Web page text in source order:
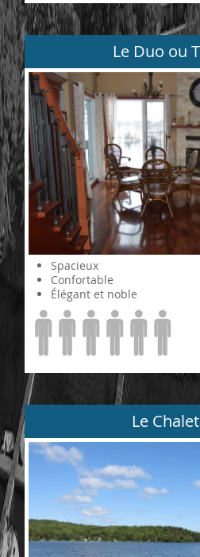
Le Duo ou
Spacieux
Confortable
Élégant et noble
Le Chalet